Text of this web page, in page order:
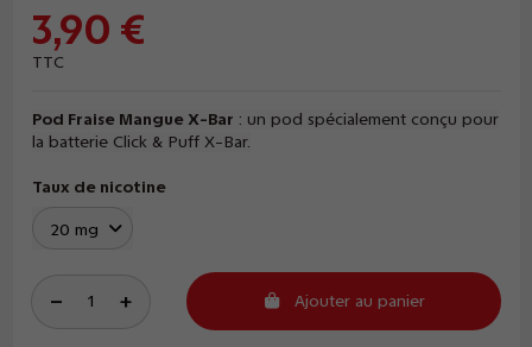
3,90 €
TTC
Pod Fraise Mangue X-Bar : un pod spécialement conçu pour
la batterie Click & Puff X-Bar.
Taux de nicotine
Ajouter au panier